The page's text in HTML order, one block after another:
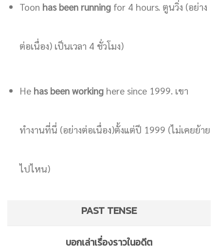
Toon has been runningfor 4 hours. ตูนวิ่ง (อย่าง
ต่อเนื่อง) เป็นเวลา 4 ชั่วโมง)
He has been workinghere since 1999. เขา
ทำงานที่นี่ (อย่างต่อเนื่อง)ตั้งแต่ปี 1999 (ไม่เคยย้าย
ไปไหน)
PAST TENSE
บอกเล่าเรื่องราวในอดีต